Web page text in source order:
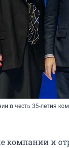
в честь 35-летия
компании и